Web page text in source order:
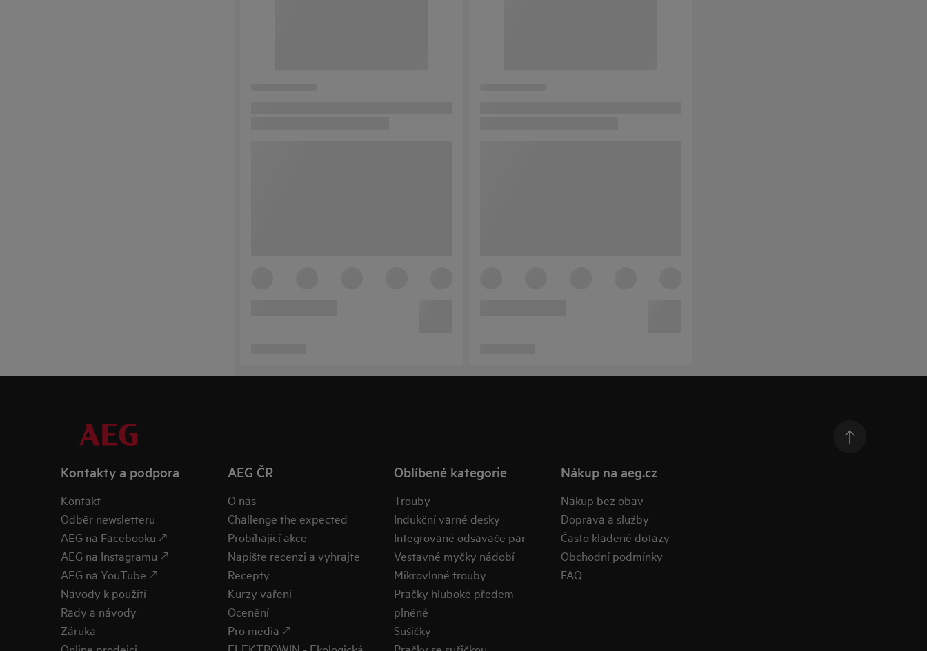
Kontakty a podpora
Kontakt
Odběr newsletteru
AEG na Facebooku 🡕
AEG na Instagramu 🡕
AEG na YouTube 🡕
Návody k použití
Rady a návody
Záruka
AEG ČR
O nás
Challenge the expected
Probíhající akce
Napište recenzi a vyhrajte
Recepty
Kurzy vaření
Ocenění
Pro média 🡕
Oblíbené kategorie
Trouby
Indukční varné desky
Integrované odsavače par
Vestavné myčky nádobí
Mikrovlnné trouby
Pračky hluboké předem
plněné
Sušičky
Nákup na aeg.cz
Nákup bez obav
Doprava a služby
Často kladené dotazy
Obchodní podmínky
FAQ